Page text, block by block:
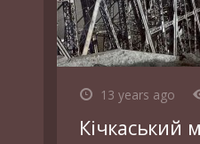
13 years ago
Кічкаський